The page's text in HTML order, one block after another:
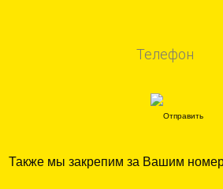
Также мы закрепим за Вашим